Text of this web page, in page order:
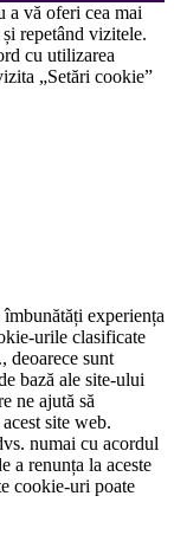
a vă oferi cea mai
repetând vizitele.
cu utilizarea
„Setări cookie”
experiența
urile clasificate
deoarece sunt
bază ale site-ului
ne ajută să
site web.
numai cu acordul
a renunța la aceste
cookie-uri poate